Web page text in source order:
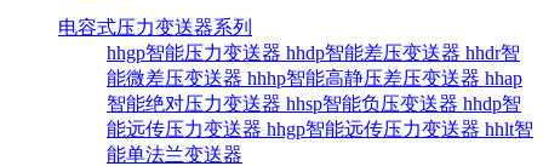
电容式压力变送器系列
hhgp智能压力变送器 hhdp智能差压变送器 hhdr智
能微差压变送器 hhhp智能高静压差压变送器 hhap
智能绝对压力变送器 hhsp智能负压变送器 hhdp智
能远传压力变送器 hhgp智能远传压力变送器 hhlt智
能单法兰变送器